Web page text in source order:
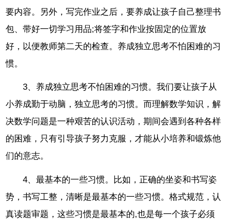
要内容。另外，写完作业之后，要养成让孩子自己整理书
包、带好一切学习用品;将签字和作业按固定的位置放
好，以便教师第二天的检查。养成独立思考不怕困难的习
惯。
3、养成独立思考不怕困难的习惯。我们要让孩子从
小养成勤于动脑，独立思考的习惯。而理解数学知识，解
决数学问题是一种艰苦的认识活动，期间会遇到各种各样
的困难，只有引导孩子努力克服，才能从小培养和锻炼他
们的意志。
4、最基本的一些习惯。比如，正确的坐姿和书写姿
势，书写工整，清晰是最基本的一些习惯。格式规范，认
真读题审题，这些习惯是最基本的,也是每一个孩子必须